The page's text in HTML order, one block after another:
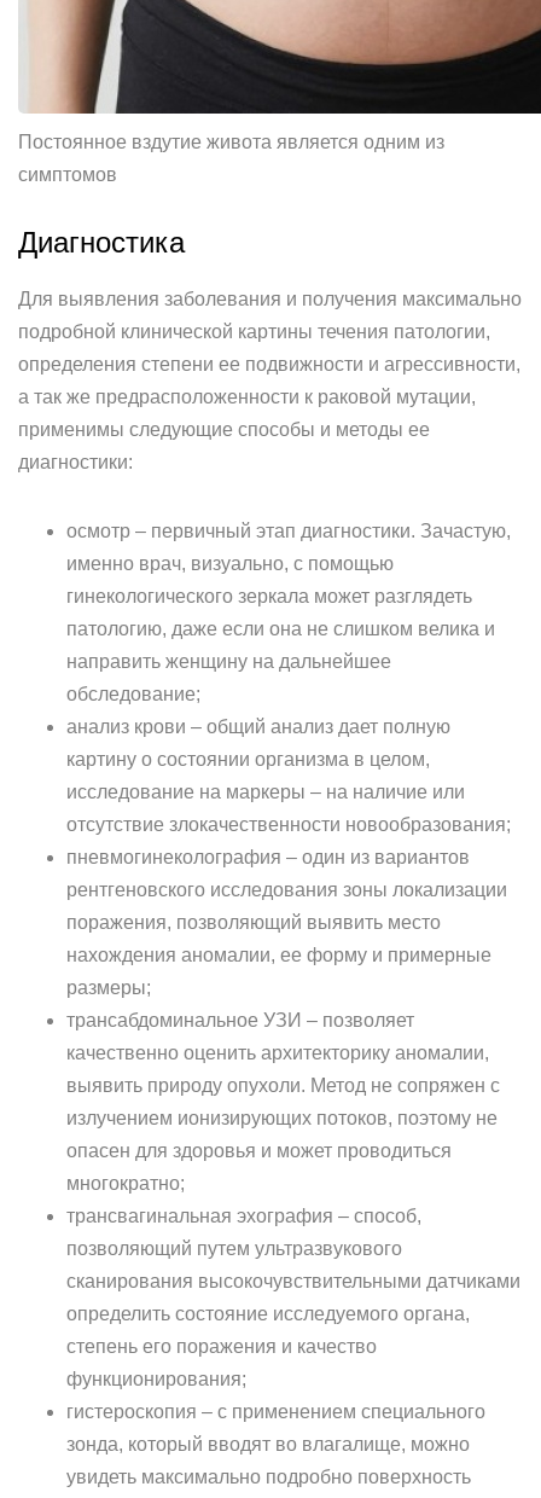
Постоянное вздутие живота является одним из
симптомов
Диагностика
Для выявления заболевания и получения максимально
подробной клинической картины течения патологии,
определения степени ее подвижности и агрессивности,
а так же предрасположенности к раковой мутации,
применимы следующие способы и методы ее
диагностики:
осмотр – первичный этап диагностики. Зачастую,
именно врач, визуально, с помощью
гинекологического зеркала может разглядеть
патологию, даже если она не слишком велика и
направить женщину на дальнейшее
обследование;
анализ крови – общий анализ дает полную
картину о состоянии организма в целом,
исследование на маркеры – на наличие или
отсутствие злокачественности новообразования;
пневмогинеколография – один из вариантов
рентгеновского исследования зоны локализации
поражения, позволяющий выявить место
нахождения аномалии, ее форму и примерные
размеры;
трансабдоминальное УЗИ – позволяет
качественно оценить архитекторику аномалии,
выявить природу опухоли. Метод не сопряжен с
излучением ионизирующих потоков, поэтому не
опасен для здоровья и может проводиться
многократно;
трансвагинальная эхография – способ,
позволяющий путем ультразвукового
сканирования высокочувствительными датчиками
определить состояние исследуемого органа,
степень его поражения и качество
функционирования;
гистероскопия – с применением специального
зонда, который вводят во влагалище, можно
увидеть максимально подробно поверхность